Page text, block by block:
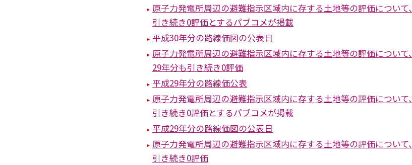
原子力発電所周辺の避難指示区域内に存する土地等の評価について、
引き続き0評価とするパブコメが掲載
平成30年分の路線価図の公表日
原子力発電所周辺の避難指示区域内に存する土地等の評価について、
29年分も引き続き0評価
平成29年分の路線価公表
原子力発電所周辺の避難指示区域内に存する土地等の評価について、
引き続き0評価とするパブコメが掲載
平成29年分の路線価図の公表日
原子力発電所周辺の避難指示区域内に存する土地等の評価について、
引き続き0評価